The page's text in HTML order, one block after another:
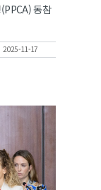
동참
2025-11-17